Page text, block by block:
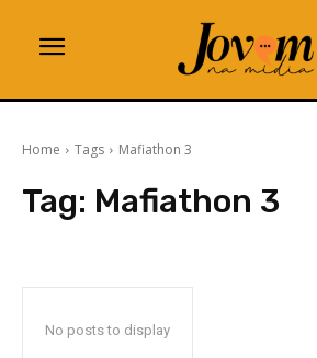
Home Tags Mafiathon 3
Tag: Mafiathon 3
No posts to display